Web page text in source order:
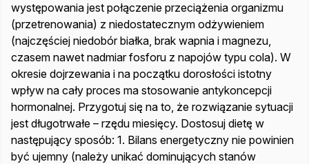
występowania jest połączenie przeciążenia organizmu
(przetrenowania) z niedostatecznym odżywieniem
(najczęściej niedobór białka, brak wapnia i magnezu,
czasem nawet nadmiar fosforu z napojów typu cola). W
okresie dojrzewania i na początku dorosłości istotny
wpływ na cały proces ma stosowanie antykoncepcji
hormonalnej. Przygotuj się na to, że rozwiązanie sytuacji
jest długotrwałe – rzędu miesięcy. Dostosuj dietę w
następujący sposób: 1. Bilans energetyczny nie powinien
być ujemny (należy unikać dominujących stanów